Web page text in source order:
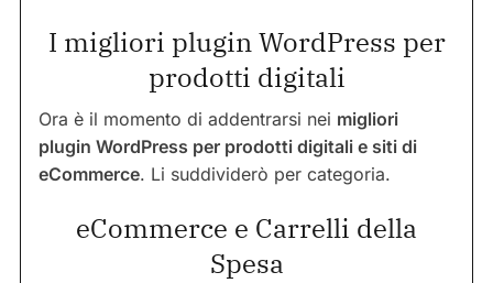
I migliori plugin WordPress per
prodotti digitali
Ora è il momento di addentrarsi nei migliori
plugin WordPress per prodotti digitali e siti di
eCommerce. Li suddividerò per categoria.
eCommerce e Carrelli della
Spesa